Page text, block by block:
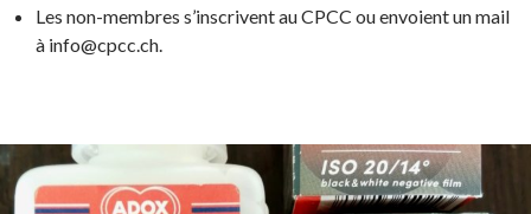
Les non-membres s’inscrivent au CPCC ou envoient un mail
à info@cpcc.ch.